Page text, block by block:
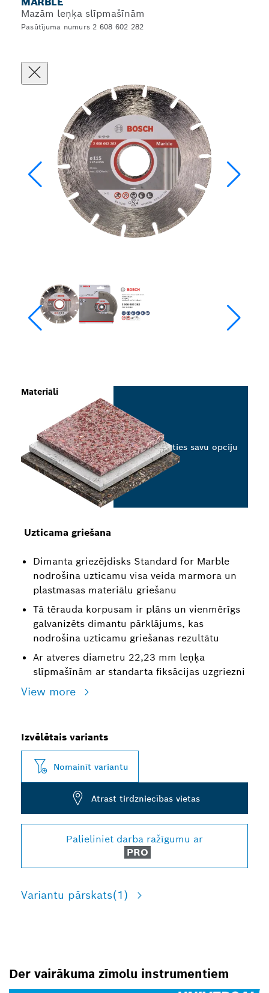
Mazām leņķa slīpmašīnām
Pasūtījuma numurs 2 608 602 282
Uzticama griešana
Dimanta griezējdisks Standard for Marble
nodrošina uzticamu visa veida marmora un
plastmasas materiālu griešanu
Tā tērauda korpusam ir plāns un vienmērīgs
galvanizēts dimantu pārklājums, kas
nodrošina uzticamu griešanas rezultātu
Ar atveres diametru 22,23 mm leņķa
slīpmašīnām ar standarta fiksācijas uzgriezni
View more
Materiāli
Izvēlieties savu opciju
Izvēlētais variants
Nomainīt variantu
Atrast tirdzniecības vietas
Palieliniet darba ražīgumu ar
PRO
Variantu pārskats(1)
Der vairākuma zīmolu instrumentiem